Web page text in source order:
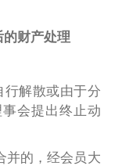
财产处理
解散或由于分
会提出终止动
并的，经会员大